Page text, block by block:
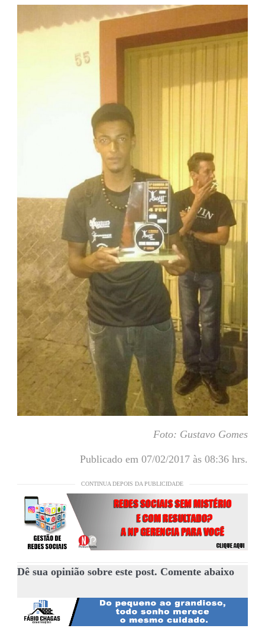
Foto: Gustavo Gomes
Publicado em 07/02/2017 às 08:36 hrs.
CONTINUA DEPOIS DA PUBLICIDADE
Dê sua opinião sobre este post. Comente abaixo